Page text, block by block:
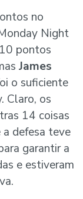
no
Night
pontos
James
o suficiente
Claro, os
14 coisas
a defesa teve
garantir a
e estiveram